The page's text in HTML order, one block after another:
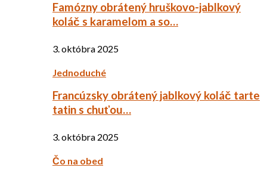
Famózny obrátený hruškovo-jablkový
koláč s karamelom a so…
3. októbra 2025
Jednoduché
Francúzsky obrátený jablkový koláč tarte
tatin s chuťou…
3. októbra 2025
Čo na obed